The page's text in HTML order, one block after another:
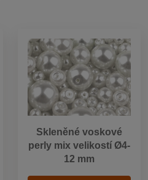
Skleněné voskové
perly mix velikostí Ø4-
12 mm